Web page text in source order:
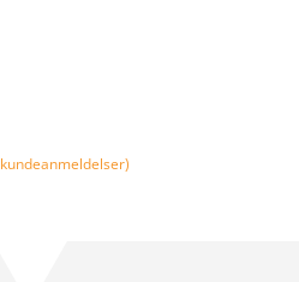
kundeanmeldelser)